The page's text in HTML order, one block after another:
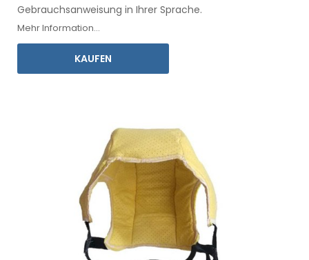
Gebrauchsanweisung in Ihrer Sprache.
Mehr Information...
KAUFEN